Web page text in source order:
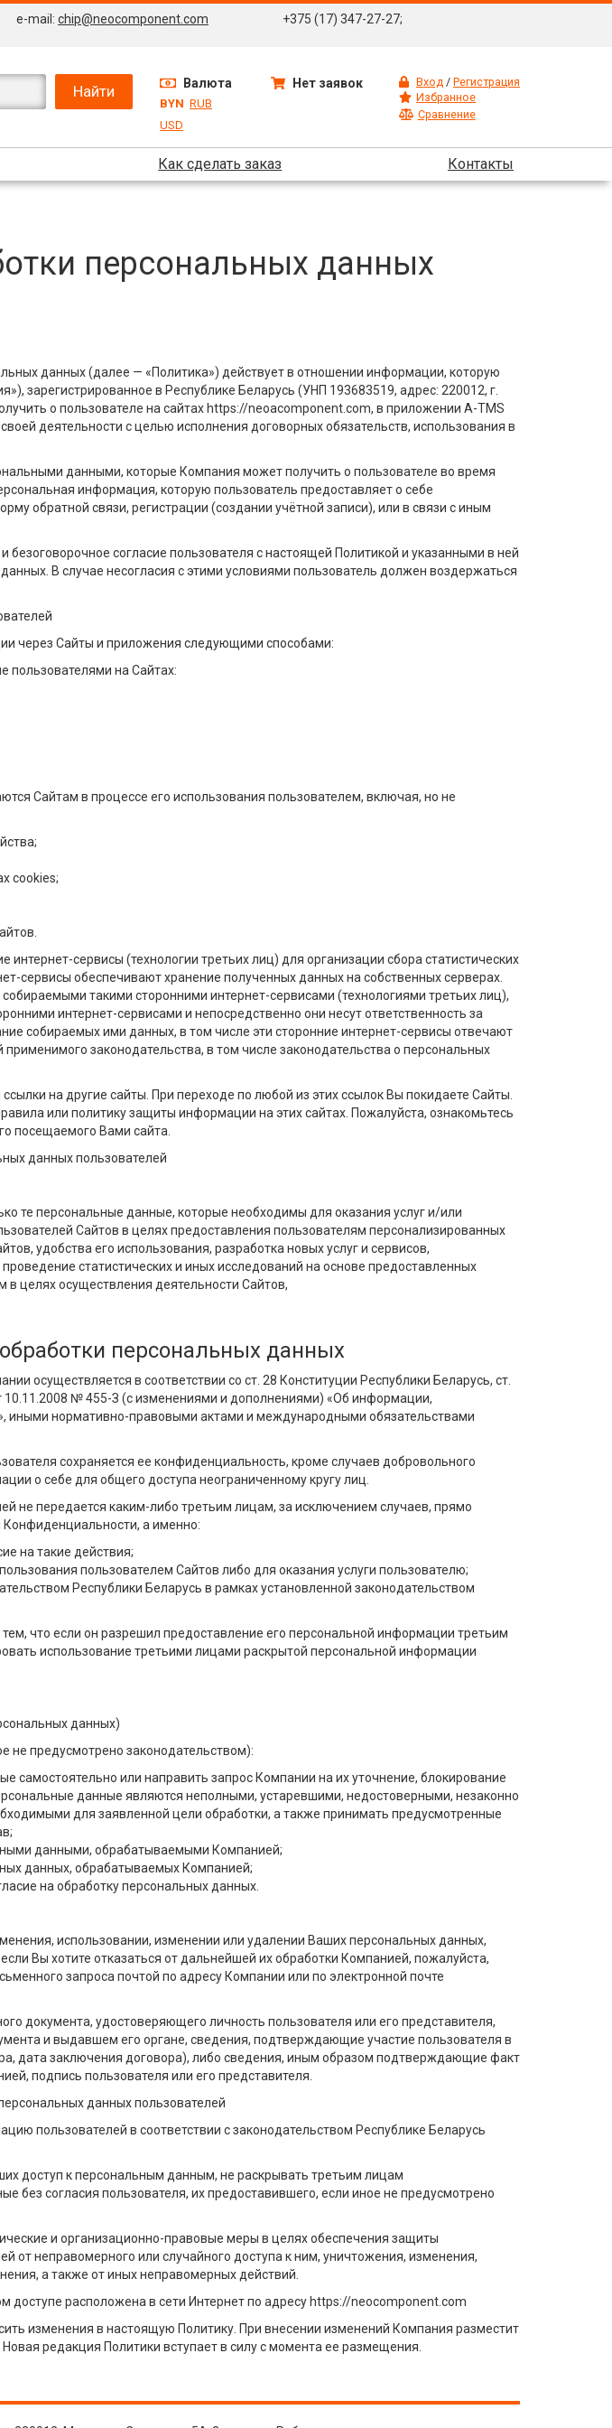
e-mail: chip@neocomponent.com +375 (17) 347-27-27;
Валюта
BYN RUB
USD
Нет заявок Вход/ Регистрация
Избранное
Сравнение
Как сделать заказ Контакты
персональных данных
данных (далее — «Политика») действует в отношении информации, которую
зарегистрированное в Республике Беларусь (УНП 193683519, адрес: 220012, г.
о пользователе на сайтах https://neoacomponent.com, в приложении A-TMS
деятельности с целью исполнения договорных обязательств, использования в
данными, которые Компания может получить о пользователе во время
информация, которую пользователь предоставляет о себе
обратной связи, регистрации (создании учётной записи), или в связи с иным
безоговорочное согласие пользователя с настоящей Политикой и указанными в ней
В случае несогласия с этими условиями пользователь должен воздержаться
через Сайты и приложения следующими способами:
пользователями на Сайтах:
Сайтам в процессе его использования пользователем, включая, но не
cookies;
сервисы (технологии третьих лиц) для организации сбора статистических
сервисы обеспечивают хранение полученных данных на собственных серверах.
такими сторонними интернет-сервисами (технологиями третьих лиц),
интернет-сервисами и непосредственно они несут ответственность за
собираемых ими данных, в том числе эти сторонние интернет-сервисы отвечают
законодательства, в том числе законодательства о персональных
на другие сайты. При переходе по любой из этих ссылок Вы покидаете Сайты.
или политику защиты информации на этих сайтах. Пожалуйста, ознакомьтесь
посещаемого Вами сайта.
данных пользователей
те персональные данные, которые необходимы для оказания услуг и/или
Сайтов в целях предоставления пользователям персонализированных
удобства его использования, разработка новых услуг и сервисов,
статистических и иных исследований на основе предоставленных
целях осуществления деятельности Сайтов,
персональных данных
осуществляется в соответствии со ст. 28 Конституции Республики Беларусь, ст.
10.11.2008 № 455-З (с изменениями и дополнениями) «Об информации,
иными нормативно-правовыми актами и международными обязательствами
сохраняется ее конфиденциальность, кроме случаев добровольного
о себе для общего доступа неограниченному кругу лиц.
не передается каким-либо третьим лицам, за исключением случаев, прямо
а именно:
на такие действия;
пользователем Сайтов либо для оказания услуги пользователю;
Республики Беларусь в рамках установленной законодательством
что если он разрешил предоставление его персональной информации третьим
использование третьими лицами раскрытой персональной информации
данных)
предусмотрено законодательством):
самостоятельно или направить запрос Компании на их уточнение, блокирование
данные являются неполными, устаревшими, недостоверными, незаконно
для заявленной цели обработки, а также принимать предусмотренные
данными, обрабатываемыми Компанией;
данных, обрабатываемых Компанией;
на обработку персональных данных.
использовании, изменении или удалении Ваших персональных данных,
Вы хотите отказаться от дальнейшей их обработки Компанией, пожалуйста,
запроса почтой по адресу Компании или по электронной почте
документа, удостоверяющего личность пользователя или его представителя,
и выдавшем его органе, сведения, подтверждающие участие пользователя в
дата заключения договора), либо сведения, иным образом подтверждающие факт
подпись пользователя или его представителя.
данных пользователей
пользователей в соответствии с законодательством Республике Беларусь
доступ к персональным данным, не раскрывать третьим лицам
без согласия пользователя, их предоставившего, если иное не предусмотрено
и организационно-правовые меры в целях обеспечения защиты
от неправомерного или случайного доступа к ним, уничтожения, изменения,
а также от иных неправомерных действий.
доступе расположена в сети Интернет по адресу https://neocomponent.com
изменения в настоящую Политику. При внесении изменений Компания разместит
редакция Политики вступает в силу с момента ее размещения.